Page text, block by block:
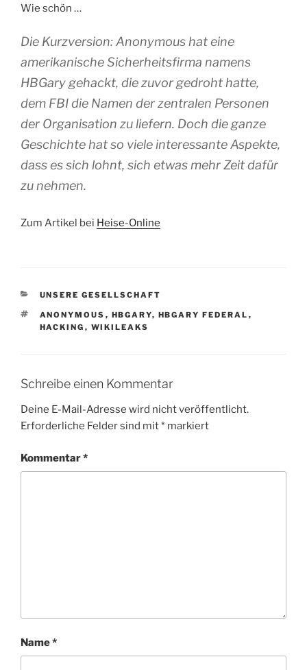
Wie schön …
Die Kurzversion: Anonymous hat eine
amerikanische Sicherheitsfirma namens
HBGary gehackt, die zuvor gedroht hatte,
dem FBI die Namen der zentralen Personen
der Organisation zu liefern. Doch die ganze
Geschichte hat so viele interessante Aspekte,
dass es sich lohnt, sich etwas mehr Zeit dafür
zu nehmen.
Zum Artikel bei Heise-Online
KATEGORIEN
UNSERE GESELLSCHAFT
SCHLAGWÖRTER
ANONYMOUS , HBGARY, HBGARY FEDERAL ,
HACKING , WIKILEAKS
Schreibe einen Kommentar
Deine E-Mail-Adresse wird nicht veröffentlicht.
Erforderliche Felder sind mit* markiert
Kommentar*
Name*